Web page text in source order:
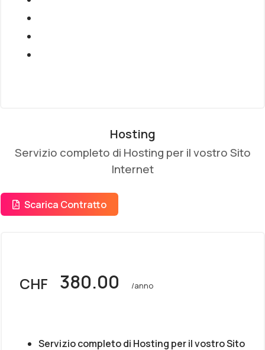
Hosting
Servizio completo di Hosting per il vostro Sito
Internet
Scarica Contratto
Servizio completo di Hosting per il vostro Sito
CHF 380.00 /anno